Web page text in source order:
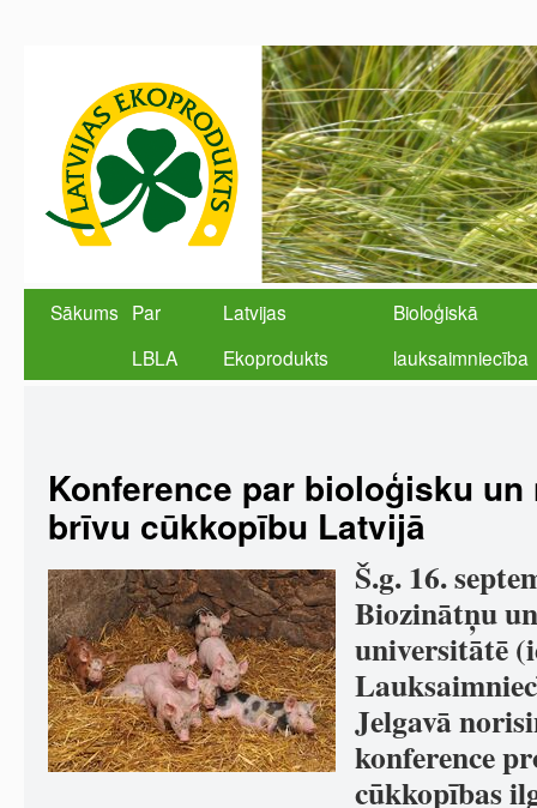
Sākums Par
LBLA
Latvijas
Ekoprodukts
Bioloģiskā
lauksaimniecība
Konference par bioloģisku
brīvu cūkkopību Latvijā
Š.g. 16.
Biozinātņu
universitātē
Jelgavā
konference
cūkkopības